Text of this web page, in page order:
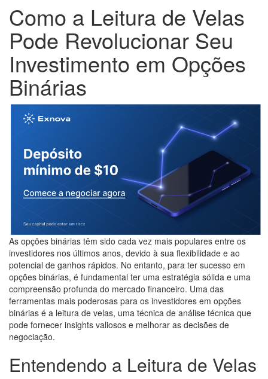
Como a Leitura de Velas
Pode Revolucionar Seu
Investimento em Opções
Binárias
As opções binárias têm sido cada vez mais populares entre os
investidores nos últimos anos, devido à sua flexibilidade e ao
potencial de ganhos rápidos. No entanto, para ter sucesso em
opções binárias, é fundamental ter uma estratégia sólida e uma
compreensão profunda do mercado financeiro. Uma das
ferramentas mais poderosas para os investidores em opções
binárias é a leitura de velas, uma técnica de análise técnica que
pode fornecer insights valiosos e melhorar as decisões de
negociação.
Entendendo a Leitura de Velas